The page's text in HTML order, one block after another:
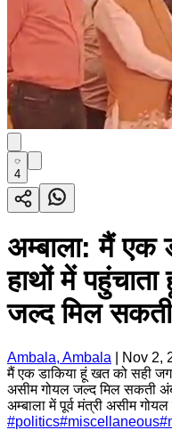
4
अम्बाला: मैं एक
हाथों में
जल्द मिल
Ambala, Ambala
Nov 2,
मैं एक डाकिया हूं खत को सही
असीम गोयल जल्द मिल सकती
अम्बाला में पूर्व मंत्री असीम
#politics#miscellaneous#